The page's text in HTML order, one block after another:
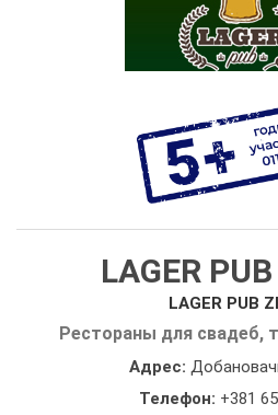
LAGER
LAGER PUB
Рестораны для свадеб,
Адрес:
Телефон: +381